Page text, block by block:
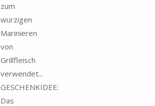
zum
würzigen
Marinieren
von
Grillfleisch
verwendet...
GESCHENKIDEE:
Das